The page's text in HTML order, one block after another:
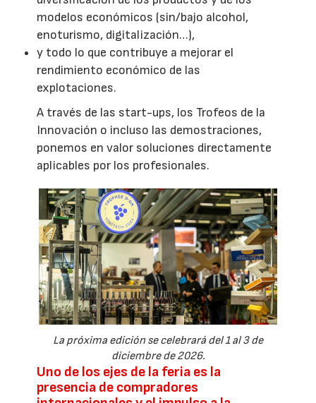
modelos económicos (sin/bajo alcohol,
enoturismo, digitalización…),
y todo lo que contribuye a mejorar el
rendimiento económico de las
explotaciones.
A través de las start-ups, los Trofeos de la
Innovación o incluso las demostraciones,
ponemos en valor soluciones directamente
aplicables por los profesionales.
La próxima edición se celebrará del 1 al 3 de
diciembre de 2026.
Uno de los ejes de la feria es la
presencia de compradores